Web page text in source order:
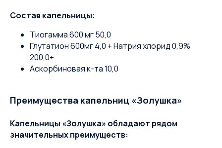
Состав капельницы:
Тиогамма 600 мг 50,0
Глутатион 600мг 4,0 + Натрия хлорид 0,9%
200,0+
Аскорбиновая к-та 10,0
Преимущества капельниц «Золушка»
Капельницы «Золушка» обладают рядом
значительных преимуществ: